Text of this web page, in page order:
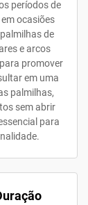
períodos de
ocasiões
de
e arcos
promover
em uma
palmilhas,
sem abrir
para